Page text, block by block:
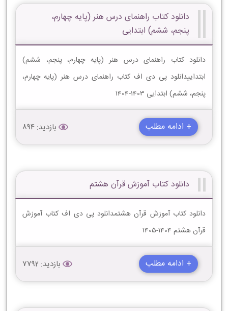
دانلود کتاب راهنمای درس هنر (پایه چهارم،
پنجم، ششم) ابتدایی
دانلود کتاب راهنمای درس هنر (پایه چهارم، پنجم، ششم)
ابتداییدانلود پی دی اف کتاب راهنمای درس هنر (پایه چهارم،
پنجم، ششم) ابتدایی 1403-1404
+ ادامه مطلب بازدید: 894
دانلود کتاب آموزش قرآن هشتم
دانلود کتاب آموزش قرآن هشتمدانلود پی دی اف کتاب آموزش
قرآن هشتم 1404-1405
+ ادامه مطلب بازدید: 7792